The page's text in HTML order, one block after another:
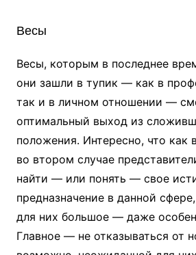
Весы
Весы, которым в последнее
они зашли в тупик — как в
так и в личном отношении —
оптимальный выход из
положения. Интересно, что как
во втором случае
найти — или понять — свое
предназначение в данной
для них большое — даже
Главное — не отказываться от